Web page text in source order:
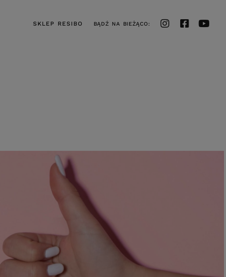
SKLEP RESIBO BĄDŹ NA BIEŻĄCO: